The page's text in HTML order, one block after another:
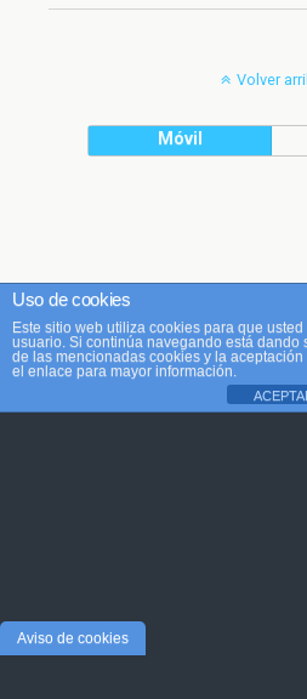
Volver
Móvil
Uso de cookies
Este sitio web utiliza cookies para que
usuario. Si continúa navegando está
de las mencionadas cookies y la aceptación
el enlace para mayor información.
Aviso de cookies